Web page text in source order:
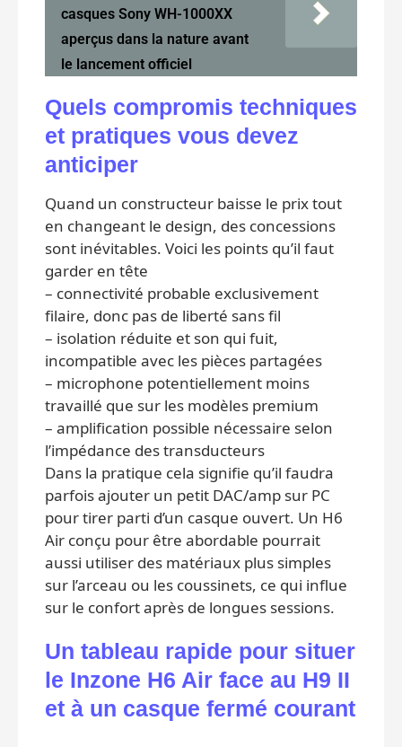
casques Sony WH-1000XX
aperçus dans la nature avant
le lancement officiel
Quels compromis techniques
et pratiques vous devez
anticiper
Quand un constructeur baisse le prix tout
en changeant le design, des concessions
sont inévitables. Voici les points qu’il faut
garder en tête
– connectivité probable exclusivement
filaire, donc pas de liberté sans fil
– isolation réduite et son qui fuit,
incompatible avec les pièces partagées
– microphone potentiellement moins
travaillé que sur les modèles premium
– amplification possible nécessaire selon
l’impédance des transducteurs
Dans la pratique cela signifie qu’il faudra
parfois ajouter un petit DAC/amp sur PC
pour tirer parti d’un casque ouvert. Un H6
Air conçu pour être abordable pourrait
aussi utiliser des matériaux plus simples
sur l’arceau ou les coussinets, ce qui influe
sur le confort après de longues sessions.
Un tableau rapide pour situer
le Inzone H6 Air face au H9 II
et à un casque fermé courant